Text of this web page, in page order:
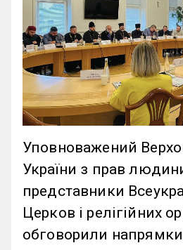
Уповноважений
України з прав
представники
Церков і релігійних
обговорили напрямки